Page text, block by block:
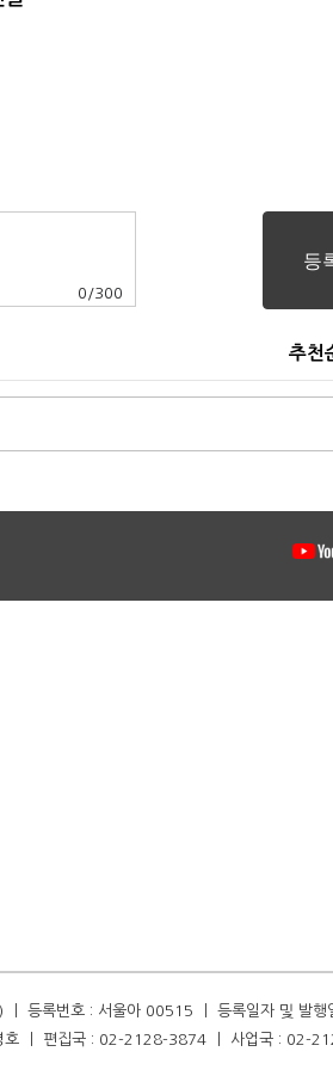
0 /300
추천
ㅣ 등록번호 : 서울아 00515 ㅣ 등록일자 및 발
호 ㅣ 편집국 : 02-2128-3874 ㅣ 사업국 : 02-